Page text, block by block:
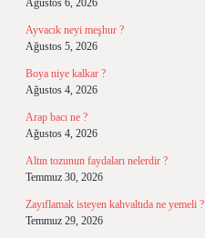
Ağustos 6, 2026
Ayvacık neyi meşhur ?
Ağustos 5, 2026
Boya niye kalkar ?
Ağustos 4, 2026
Arap bacı ne ?
Ağustos 4, 2026
Altın tozunun faydaları nelerdir ?
Temmuz 30, 2026
Zayıflamak isteyen kahvaltıda ne yemeli ?
Temmuz 29, 2026